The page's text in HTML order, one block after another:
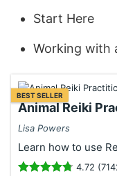
Start Here
Working with
BEST SELLER
Animal Reiki
Lisa Powers
Learn how to use
4.72